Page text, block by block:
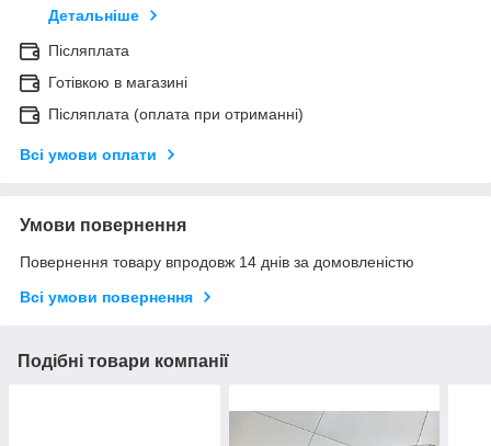
Детальніше
Післяплата
Готівкою в магазині
Післяплата (оплата при отриманні)
Всі умови оплати
Умови повернення
Повернення товару впродовж 14 днів за домовленістю
Всі умови повернення
Подібні товари компанії